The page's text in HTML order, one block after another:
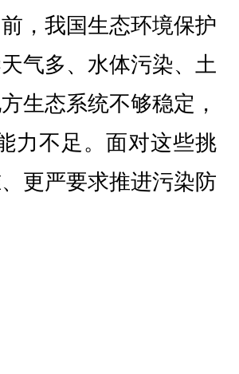
，我国生态环境保护
气多、水体污染、土
生态系统不够稳定，
力不足。面对这些挑
更严要求推进污染防